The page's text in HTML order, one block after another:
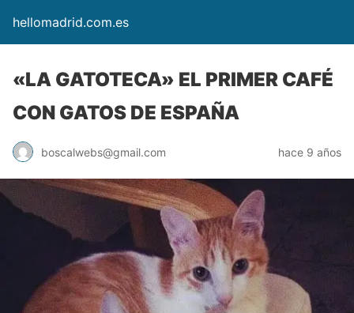
hellomadrid.com.es
«LA GATOTECA» EL PRIMER CAFÉ
CON GATOS DE ESPAÑA
boscalwebs@gmail.com hace 9 años